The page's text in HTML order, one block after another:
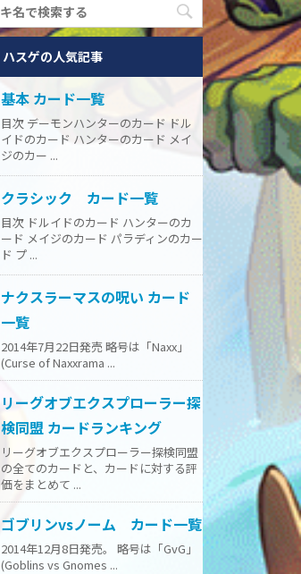
ハスゲの人気記事
基本 カード一覧
目次 デーモンハンターのカード ドル
イドのカード ハンターのカード メイ
ジのカー ...
クラシック カード一覧
目次 ドルイドのカード ハンターのカ
ード メイジのカード パラディンのカー
ド プ ...
ナクスラーマスの呪い カード
一覧
2014年7月22日発売 略号は「Naxx」
(Curse of Naxxrama ...
リーグオブエクスプローラー探
検同盟 カードランキング
リーグオブエクスプローラー探検同盟
の全てのカードと、カードに対する評
価をまとめて ...
ゴブリンvsノーム カード一覧
2014年12月8日発売。 略号は「GvG」
(Goblins vs Gnomes ...